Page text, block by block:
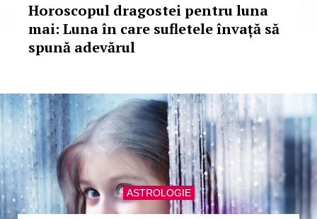
Horoscopul dragostei pentru luna
mai: Luna în care sufletele învață să
spună adevărul
ASTROLOGIE